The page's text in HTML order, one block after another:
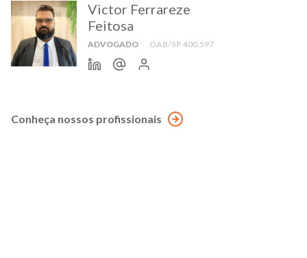
Victor Ferrareze
Feitosa
ADVOGADO OAB/SP 400.597
Conheça nossos profissionais